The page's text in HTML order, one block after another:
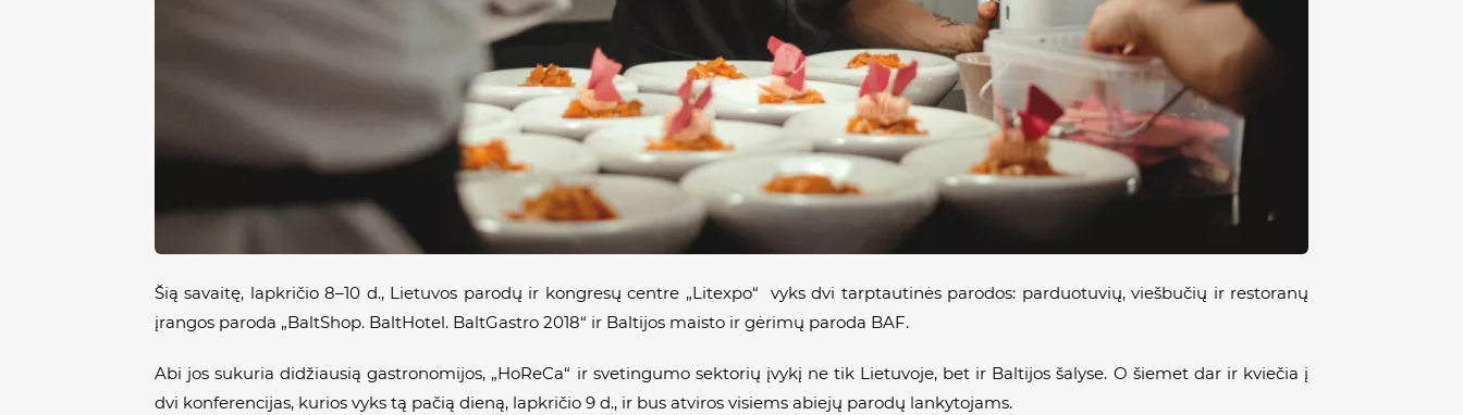
Šią savaitę, lapkričio 8–10 d., Lietuvos parodų ir kongresų centre „Litexpo“ vyks dvi tarptautinės parodos: parduotuvių, viešbučių ir restoranų
įrangos paroda „BaltShop. BaltHotel. BaltGastro 2018“ ir Baltijos maisto ir gėrimų paroda BAF.
Abi jos sukuria didžiausią gastronomijos, „HoReCa“ ir svetingumo sektorių įvykį ne tik Lietuvoje, bet ir Baltijos šalyse. O šiemet dar ir kviečia į
dvi konferencijas, kurios vyks tą pačią dieną, lapkričio 9 d., ir bus atviros visiems abiejų parodų lankytojams.